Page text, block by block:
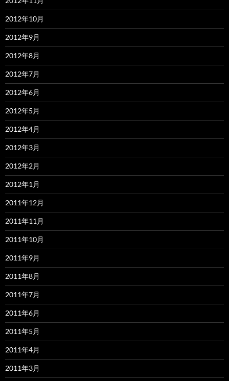
2012年10月
2012年9月
2012年8月
2012年7月
2012年6月
2012年5月
2012年4月
2012年3月
2012年2月
2012年1月
2011年12月
2011年11月
2011年10月
2011年9月
2011年8月
2011年7月
2011年6月
2011年5月
2011年4月
2011年3月